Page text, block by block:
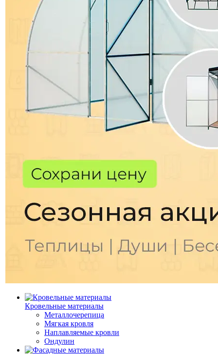
Кровельные материалы
Металлочерепица
Мягкая кровля
Наплавляемые кровли
Ондулин